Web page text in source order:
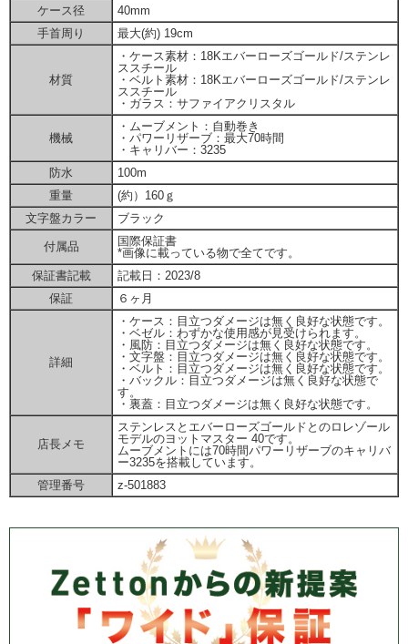
ケース径
40mm
手首周り
最大(約) 19cm
材質
・ケース素材：18Kエバーローズゴールド/ステンレ
ススチール
・ベルト素材：18Kエバーローズゴールド/ステンレ
ススチール
・ガラス：サファイアクリスタル
機械
・ムーブメント：自動巻き
・パワーリザーブ：最大70時間
・キャリバー：3235
防水
100m
重量
(約）160ｇ
文字盤カラー
ブラック
付属品
国際保証書
*画像に載っている物で全てです。
保証書記載
記載日：2023/8
保証
６ヶ月
詳細
・ケース：目立つダメージは無く良好な状態です。
・ベゼル：わずかな使用感が見受けられます。
・風防：目立つダメージは無く良好な状態です。
・文字盤：目立つダメージは無く良好な状態です。
・ベルト：目立つダメージは無く良好な状態です。
・バックル：目立つダメージは無く良好な状態で
す。
・裏蓋：目立つダメージは無く良好な状態です。
店長メモ
ステンレスとエバーローズゴールドとのロレゾール
モデルのヨットマスター 40です。
ムーブメントには70時間パワーリザーブのキャリバ
ー3235を搭載しています。
管理番号
z-501883